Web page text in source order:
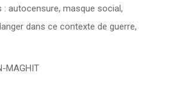
autocensure, masque social,
dans ce contexte de guerre,
MAGHIT